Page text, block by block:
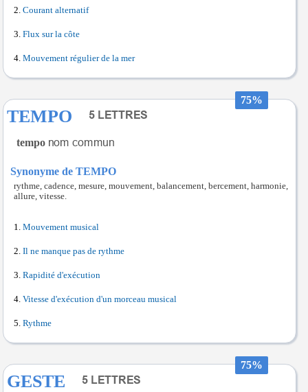
Courant alternatif
Flux sur la côte
Mouvement régulier de la mer
75%
TEMPO
tempo
Synonyme de TEMPO
rythme, cadence, mesure, mouvement, balancement, bercement, harmonie,
allure, vitesse.
Mouvement musical
Il ne manque pas de rythme
Rapidité d'exécution
Vitesse d'exécution d'un morceau musical
Rythme
75%
GESTE